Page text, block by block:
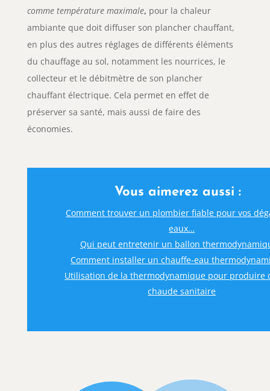
comme température maximale, pour la chaleur
ambiante que doit diffuser son plancher chauffant,
en plus des autres réglages de différents éléments
du chauffage au sol, notamment les nourrices, le
collecteur et le débitmètre de son plancher
chauffant électrique. Cela permet en effet de
préserver sa santé, mais aussi de faire des
économies.
Vous aimerez aussi :
Comment trouver un plombier fiable pour vos
eaux…
Qui peut entretenir un ballon
Comment installer un chauffe-eau
Utilisation de la thermodynamique pour produire
chaude sanitaire